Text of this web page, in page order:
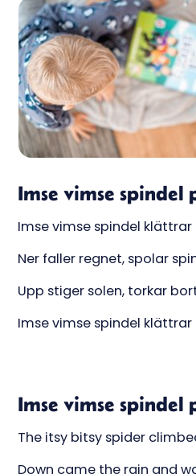
Imse vimse spindel
Imse vimse spindel
Ner faller regnet, spolar
Upp stiger solen, torkar
Imse vimse spindel klättrar
Imse vimse spindel
The itsy bitsy spider
Down came the rain and